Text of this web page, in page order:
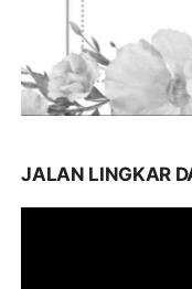
JALAN LINGKAR